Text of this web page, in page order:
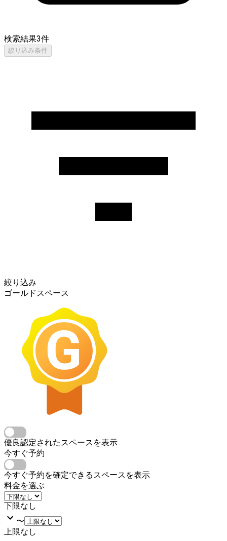
検索結果3件
絞り込み条件
絞り込み
ゴールドスペース
優良認定されたスペースを表示
今すぐ予約
今すぐ予約を確定できるスペースを表示
料金を選ぶ
下限なし
〜
上限なし